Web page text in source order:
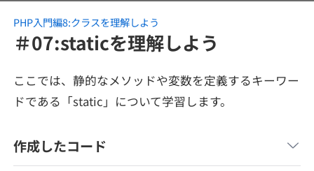
転職エージェント
転職成功ガイド
本選考
イベント・セミナー
講座一覧
4択課題
ナレッジ
スキルチェック
SQL
評価結果一覧
メディア
Tech Team Journal
paizaとは？
PHP入門編8:クラスを理解しよう
＃07:staticを理解しよう
ここでは、静的なメソッドや変数を定義するキーワー
ドである「static」について学習します。
作成したコード